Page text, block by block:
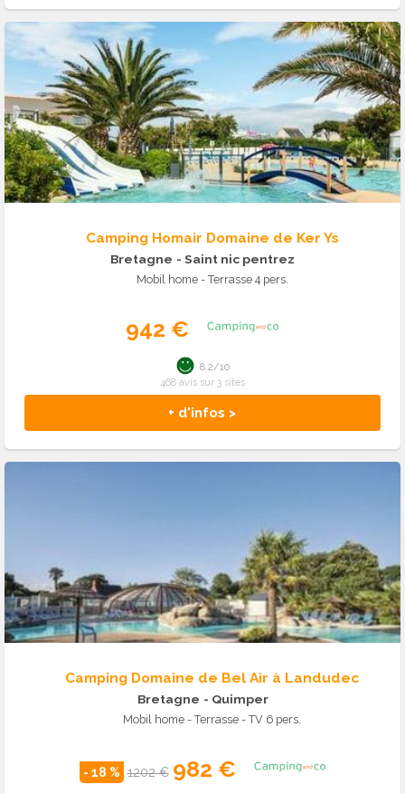
Camping Homair Domaine de Ker Ys
Bretagne - Saint nic pentrez
Mobil home - Terrasse 4 pers.
942 €
+ d'infos >
8.2/10
468 avis sur 3 sites
Camping Domaine de Bel Air à Landudec
Bretagne - Quimper
Mobil home - Terrasse - TV 6 pers.
- 18 % 1202 € 982 €